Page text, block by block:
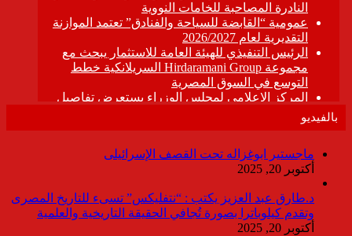
بالفيديو
ماجستير ابوغزاله تحت القصف الإسرائيلى
أكتوبر 20, 2025
د.طارق عبد العزيز يكتب : “نتفليكس” تسىء للتاريخ المصرى
وتقدم كيلوباترا بصورة تُجافي الحقيقة التاريخية والعلمية
أكتوبر 20, 2025